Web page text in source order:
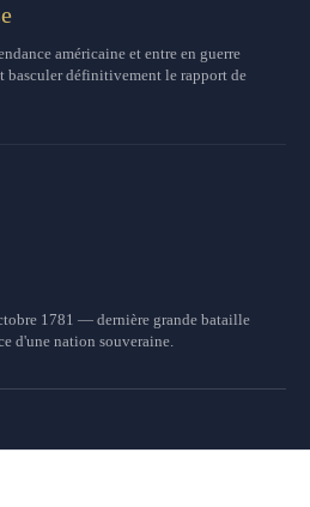
américaine et entre en guerre
basculer définitivement le rapport de
1781 — dernière grande bataille
d'une nation souveraine.